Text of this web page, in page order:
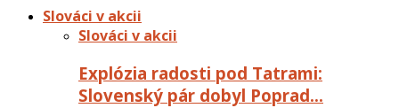
Slováci v akcii
Slováci v akcii
Explózia radosti pod Tatrami:
Slovenský pár dobyl Poprad…